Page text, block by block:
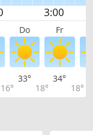
Do Fr
16°
33°
18°
34°
18°